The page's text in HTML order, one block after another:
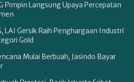
Pimpin Langsung Upaya Percepatan
LAI Gersik Raih Penghargaan Industri
Gold
Mulai Berbuah, Jasindo Bayar